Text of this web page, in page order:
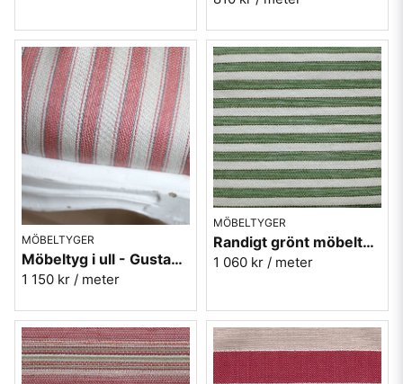
MÖBELTYGER
Möbeltyg i ull - Gustav nr.30 rosa
1 150 kr / meter
MÖBELTYGER
Randigt grönt möbeltyg i ull - Repris nr.70
1 060 kr / meter